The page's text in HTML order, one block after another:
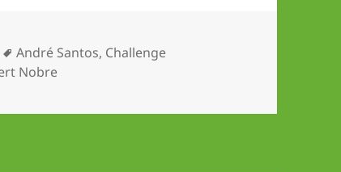
Schlagwörter
André Santos, Challenge
Nobre